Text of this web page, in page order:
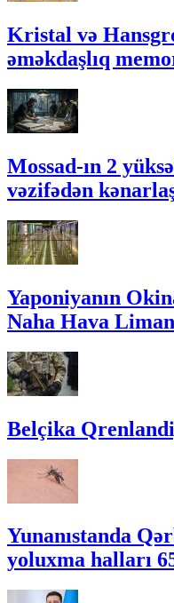
Kristal və
əməkdaşlıq
Mossad-ın 2
vəzifədən
Yaponiyanın
Naha Hava
Belçika
Yunanıstanda
yoluxma halları